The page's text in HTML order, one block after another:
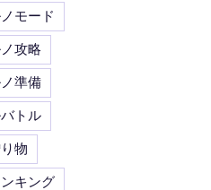
モード
攻略
準備
トル
物
キング